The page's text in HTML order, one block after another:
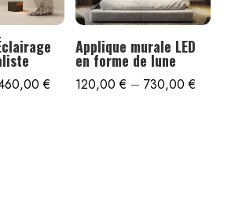
€
Applique murale LED
en forme de lune
120,00€ –730,00€